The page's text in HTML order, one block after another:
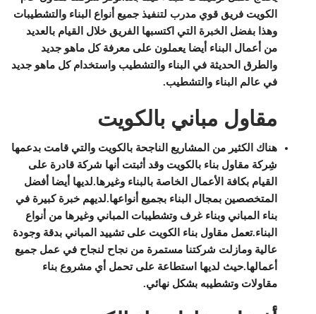
الكويت فريق قوي مدرب لتنفيذ جميع أنواع البناء والتشطيبات
وهذا بفضل الخبرة التي اكتسبها الفريق خلال القيام بالعديد
من أعمال البناء أيضا يعملون على معرفة كل ماهو جديد
والطرق الحديثة في البناء والتشطيب واستخدام كل ماهو جديد
في عالم البناء والتشطيب.
مقاول مباني بالكويت
هناك الكثير من المشاريع الناجحة بالكويت والتي قامت بدعمها
شِركة مقاول بناء بالكويت وقد أثبتت أنها شركة قادرة على
القيام بكافة الأعمال الخاصة بالبناء وغيرها.لديها أيضا أفضل
المتخصصين بمجال البناء بجميع أنواعها.لديهم خبرة كبيرة في
بناء المباني وبناء غرف وتشطيبات المباني وغيرها من أنواع
البناء.تعمل مقاول بناء الكويت على تشييد المباني بدقة وجودة
عالية ومازلت شركتنا مستمرة من نجاح لنجاح في عمل جميع
أعمالها.حيث لديها استطاعة على تحمل أي مشروع بناء
مقاولات وتشطيبه بشكل نهائي.